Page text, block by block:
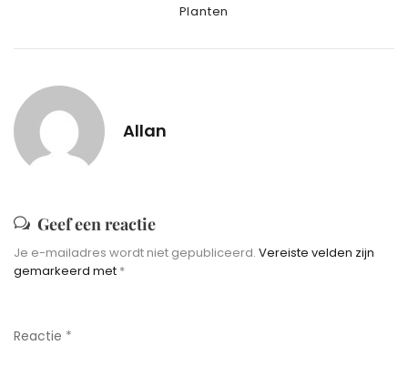
Categories
Planten
Allan
Geef een reactie
Je e-mailadres wordt niet gepubliceerd. Vereiste velden zijn
gemarkeerd met *
Reactie *